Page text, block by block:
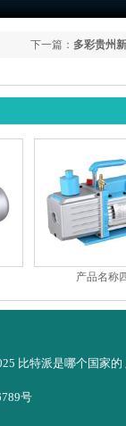
下一篇： 多彩贵州
产品名称
比特派是哪个国家的
号